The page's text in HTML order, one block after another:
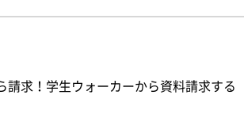
求！学生ウォーカーから資料請求する